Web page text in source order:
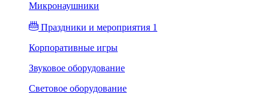
Микронаушники
Праздники и мероприятия 1
Корпоративные игры
Звуковое оборудование
Световое оборудование